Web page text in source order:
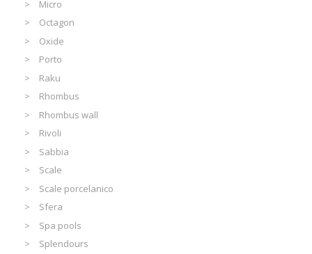
Micro
Octagon
Oxide
Porto
Raku
Rhombus
Rhombus wall
Rivoli
Sabbia
Scale
Scale porcelanico
Sfera
Spa pools
Splendours